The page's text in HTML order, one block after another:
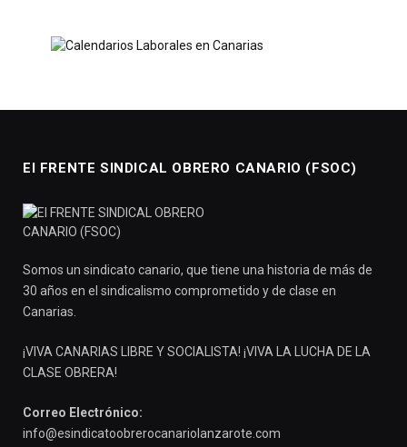
El FRENTE SINDICAL OBRERO CANARIO (FSOC)
Somos un sindicato canario, que tiene una historia de más de
30 años en el sindicalismo comprometido y de clase en
Canarias.
¡VIVA CANARIAS LIBRE Y SOCIALISTA! ¡VIVA LA LUCHA DE LA
CLASE OBRERA!
Correo Electrónico:
info@esindicatoobrerocanariolanzarote.com